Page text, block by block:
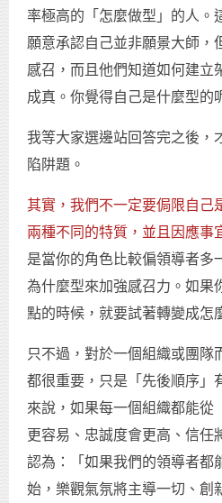
率極高的「怎麼做型」的人。
願意承認自己並非願景大師，
感召，而且他們知道如何建立
成真。你覺得自己是什麼型的
我等大家選邊站回答完之後，
陷阱題。
其實，我們不一定要侷限自己
兩種不同的特質，並且因應事
是當你的角色比較偏領導者多
為什麼型來加強感召力。如果
點的時候，就要試著轉變成怎
只不過，對於一個組織或團隊
都很重要，只是「先後順序」
來說，如果每一個組織都能從
更容易、忠誠度會更高、信任
認為：「如果我們的領導者都
始，樂觀氣氛將主導一切、創